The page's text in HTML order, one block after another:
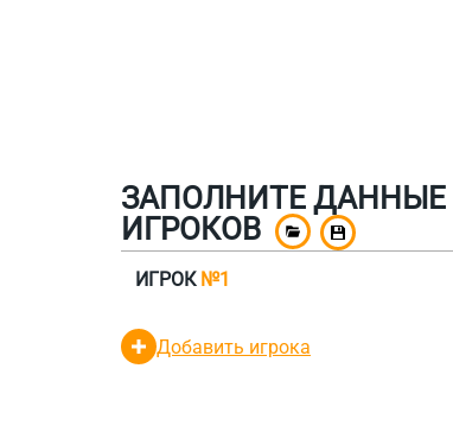
ЗАПОЛНИТЕ ДАННЫЕ
ИГРОКОВ
ИГРОК №1
Добавить игрока